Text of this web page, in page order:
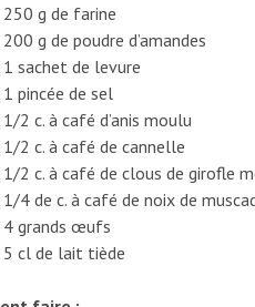
250 g de farine
200 g de poudre d’amandes
1 sachet de levure
1 pincée de sel
1/2 c. à café d’anis moulu
1/2 c. à café de cannelle
1/2 c. à café de clous de girofle
1/4 de c. à café de noix de
4 grands œufs
5 cl de lait tiède